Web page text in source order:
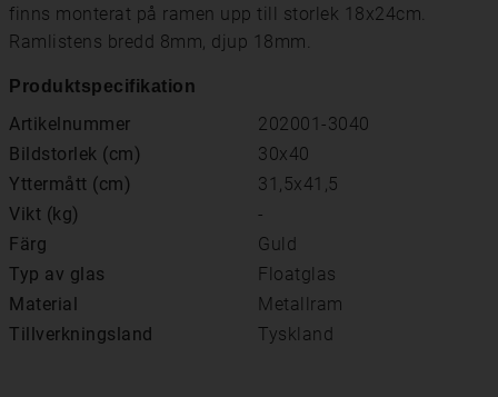
finns monterat på ramen upp till storlek 18x24cm.
Ramlistens bredd 8mm, djup 18mm.
Produktspecifikation
Artikelnummer
202001-3040
Bildstorlek (cm)
30x40
Yttermått (cm)
31,5x41,5
Vikt (kg)
-
Färg
Guld
Typ av glas
Floatglas
Material
Metallram
Tillverkningsland
Tyskland